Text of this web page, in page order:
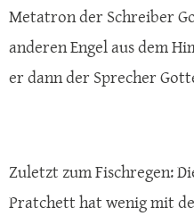
Metatron der Schreiber
anderen Engel aus dem
er dann der Sprecher
Zuletzt zum Fischregen:
Pratchett hat wenig mit